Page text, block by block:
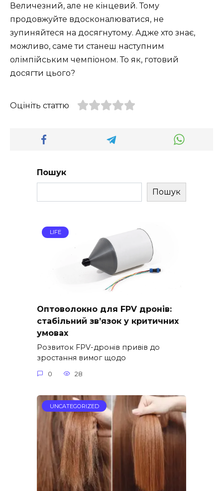
Величезний, але не кінцевий. Тому
продовжуйте вдосконалюватися, не
зупиняйтеся на досягнутому. Адже хто знає,
можливо, саме ти станеш наступним
олімпійським чемпіоном. То як, готовий
досягти цього?
Оцініть статтю
Пошук
Пошук
LIFE
Оптоволокно для FPV дронів:
стабільний зв’язок у критичних
умовах
Розвиток FPV-дронів привів до
зростання вимог щодо
0 28
UNCATEGORIZED